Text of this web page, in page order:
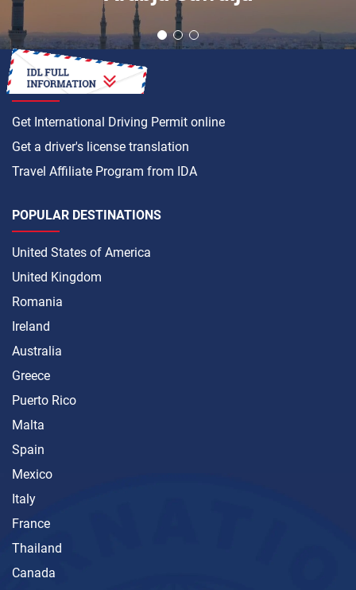
HOW TO
Get International Driving Permit online
Get a driver's license translation
Travel Affiliate Program from IDA
POPULAR DESTINATIONS
United States of America
United Kingdom
Romania
Ireland
Australia
Greece
Puerto Rico
Malta
Spain
Mexico
Italy
France
Thailand
Canada